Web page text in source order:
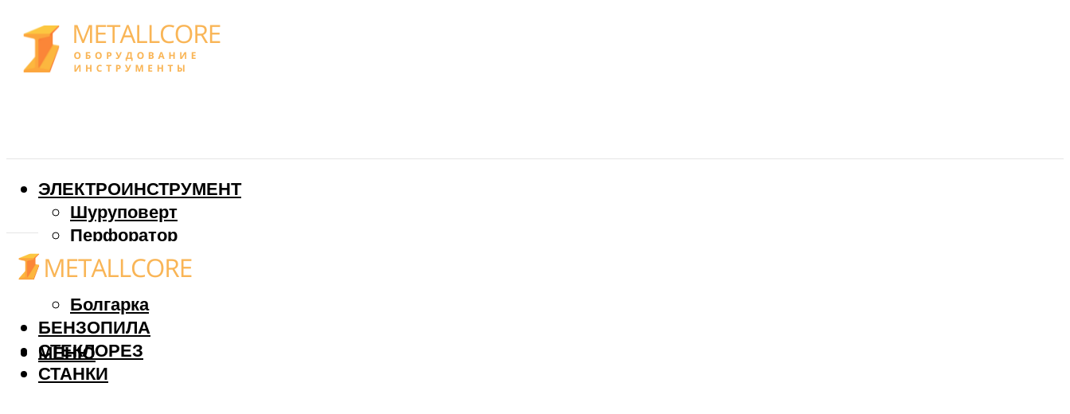
ЭЛЕКТРОИНСТРУМЕНТ
Шуруповерт
Перфоратор
Дрель
Фрезер
Болгарка
БЕНЗОПИЛА
СТЕКЛОРЕЗ
СТАНКИ
МЕНЮ